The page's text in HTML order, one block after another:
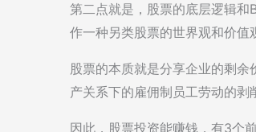
第二点就是，股票的底层逻辑和
作一种另类股票的世界观和价值
股票的本质就是分享企业的剩
产关系下的雇佣制员工劳动的剥
因此，股票投资能赚钱，有3个